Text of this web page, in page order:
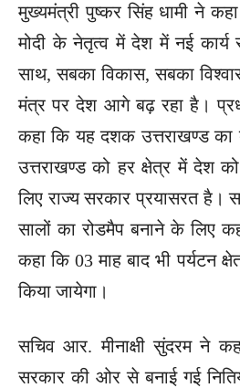
मुख्यमंत्री पुष्कर सिंह धामी ने
मोदी के नेतृत्व में देश में नई
साथ, सबका विकास, सबका
मंत्र पर देश आगे बढ़ रहा है।
कहा कि यह दशक उत्तराखण्ड
उत्तराखण्ड को हर क्षेत्र में देश
लिए राज्य सरकार प्रयासरत है।
सालों का रोडमैप बनाने के लिए
कहा कि 03 माह बाद भी पर्यटन
किया जायेगा।
सचिव आर. मीनाक्षी सुंदरम ने
सरकार की ओर से बनाई गई